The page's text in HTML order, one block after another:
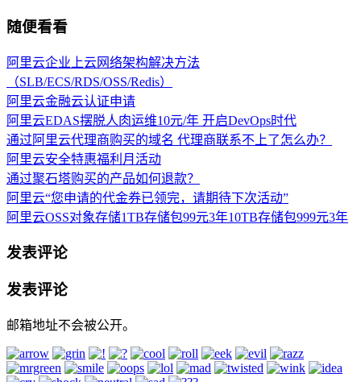
随便看看
阿里云企业上云网络架构解决方法
（SLB/ECS/RDS/OSS/Redis）
阿里云金融云认证申请
阿里云EDAS摆脱人肉运维10元/年 开启DevOps时代
通过阿里云代理商购买的域名 代理商联系不上了怎么办？
阿里云安全特惠福利月活动
通过聚石塔购买的产品如何退款？
阿里云“您申请的代金券已领完，请期待下次活动”
阿里云OSS对象存储1TB存储包99元3年10TB存储包999元3年
发表评论
发表评论
邮箱地址不会被公开。